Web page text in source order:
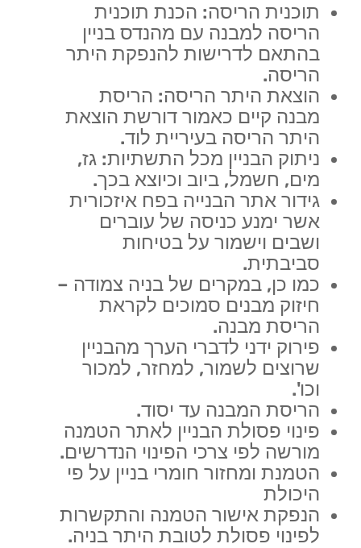
תוכנית הריסה: הכנת תוכנית
הריסה למבנה עם מהנדס בניין
בהתאם לדרישות להנפקת היתר
הריסה.
הוצאת היתר הריסה: הריסת
מבנה קיים כאמור דורשת הוצאת
היתר הריסה בעיריית לוד.
ניתוק הבניין מכל התשתיות: גז,
מים, חשמל, ביוב וכיוצא בכך.
גידור אתר הבנייה בפח איזכורית
אשר ימנע כניסה של עוברים
ושבים וישמור על בטיחות
סביבתית.
כמו כן, במקרים של בניה צמודה –
חיזוק מבנים סמוכים לקראת
הריסת מבנה.
פירוק ידני לדברי הערך מהבניין
שרוצים לשמור, למחזר, למכור
וכו'.
הריסת המבנה עד יסוד.
פינוי פסולת הבניין לאתר הטמנה
מורשה לפי צרכי הפינוי הנדרשים.
הטמנת ומחזור חומרי בניין על פי
היכולת
הנפקת אישור הטמנה והתקשרות
לפינוי פסולת לטובת היתר בניה.